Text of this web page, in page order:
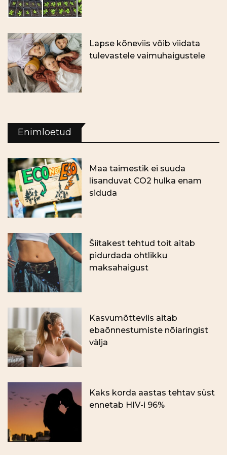
Lapse kõneviis võib viidata
tulevastele vaimuhaigustele
Enimloetud
Maa taimestik ei suuda
lisanduvat CO2 hulka enam
siduda
Šiitakest tehtud toit aitab
pidurdada ohtlikku
maksahaigust
Kasvumõtteviis aitab
ebaõnnestumiste nõiaringist
välja
Kaks korda aastas tehtav süst
ennetab HIV-i 96%